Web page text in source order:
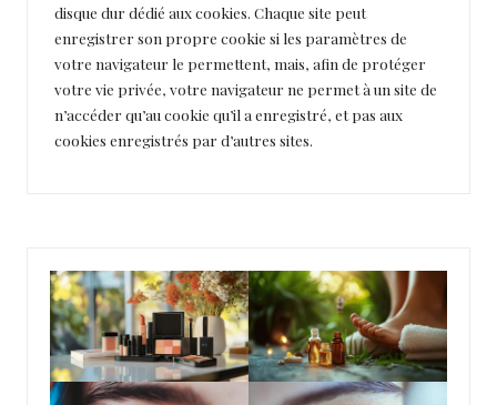
disque dur dédié aux cookies. Chaque site peut
enregistrer son propre cookie si les paramètres de
votre navigateur le permettent, mais, afin de protéger
votre vie privée, votre navigateur ne permet à un site de
n’accéder qu’au cookie qu’il a enregistré, et pas aux
cookies enregistrés par d’autres sites.